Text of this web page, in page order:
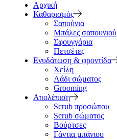
Αρχική
Καθαρισμός
Σαπούνια
Μπάλες σαπουνιού
Σφουγγάρια
Πετσέτες
Ενυδάτωση & φροντίδα
Χείλη
Λάδι σώματος
Grooming
Απολέπιση
Scrub προσώπου
Scrub σώματος
Βούρτσες
Γάντια μπάνιου